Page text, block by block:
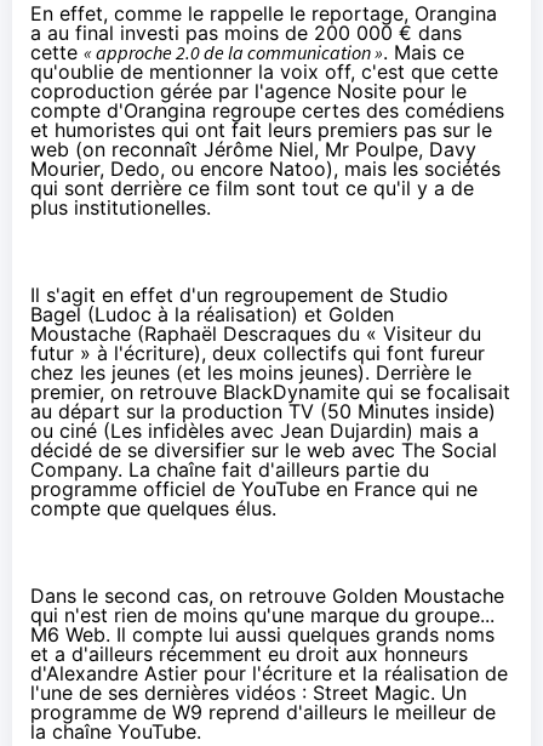
En effet, comme le rappelle le reportage, Orangina
a au final investi pas moins de 200 000 € dans
cette « approche 2.0 de la communication ». Mais ce
qu'oublie de mentionner la voix off, c'est que cette
coproduction gérée par l'agence Nosite pour le
compte d'Orangina regroupe certes des comédiens
et humoristes qui ont fait leurs premiers pas sur le
web (on reconnaît Jérôme Niel, Mr Poulpe, Davy
Mourier, Dedo, ou encore Natoo), mais les sociétés
qui sont derrière ce film sont tout ce qu'il y a de
plus institutionelles.
Il s'agit en effet d'un regroupement de Studio
Bagel (Ludoc à la réalisation) et Golden
Moustache (Raphaël Descraques du « Visiteur du
futur » à l'écriture), deux collectifs qui font fureur
chez les jeunes (et les moins jeunes). Derrière le
premier, on retrouve BlackDynamite qui se focalisait
au départ sur la production TV (50 Minutes inside)
ou ciné (Les infidèles avec Jean Dujardin) mais a
décidé de se diversifier sur le web avec The Social
Company. La chaîne fait d'ailleurs partie du
programme officiel de YouTube en France qui ne
compte que quelques élus.
Dans le second cas, on retrouve Golden Moustache
qui n'est rien de moins qu'une marque du groupe...
M6 Web. Il compte lui aussi quelques grands noms
et a d'ailleurs récemment eu droit aux honneurs
d'Alexandre Astier pour l'écriture et la réalisation de
l'une de ses dernières vidéos : Street Magic. Un
programme de W9 reprend d'ailleurs le meilleur de
la chaîne YouTube.